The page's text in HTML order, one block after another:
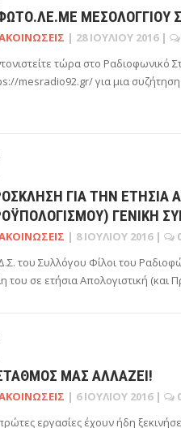
ΜΕΣΟΛΟΓΓΊΟΥ
| 28 ΙΟΥΛΊΟΥ 2016 |
τώρα στο Ραδιοφωνικό
mesradio92.gr/ για μια συζήτηση
ΓΙΑ ΤΗΝ ΕΤΉΣΙΑ
ΓΕΝΙΚΉ
| 8 ΙΟΥΛΊΟΥ 2016 |
του Συλλόγου Φίλοι του
του σε ετήσια Απολογιστική (και
ΜΑΣ ΑΛΛΆΖΕΙ!
| 6 ΙΟΥΛΊΟΥ 2016 |
εργασίες έχουν ήδη